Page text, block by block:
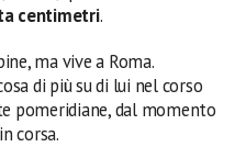
centimetri.
ma vive a Roma.
di più su di lui nel corso
pomeridiane, dal momento
corsa.